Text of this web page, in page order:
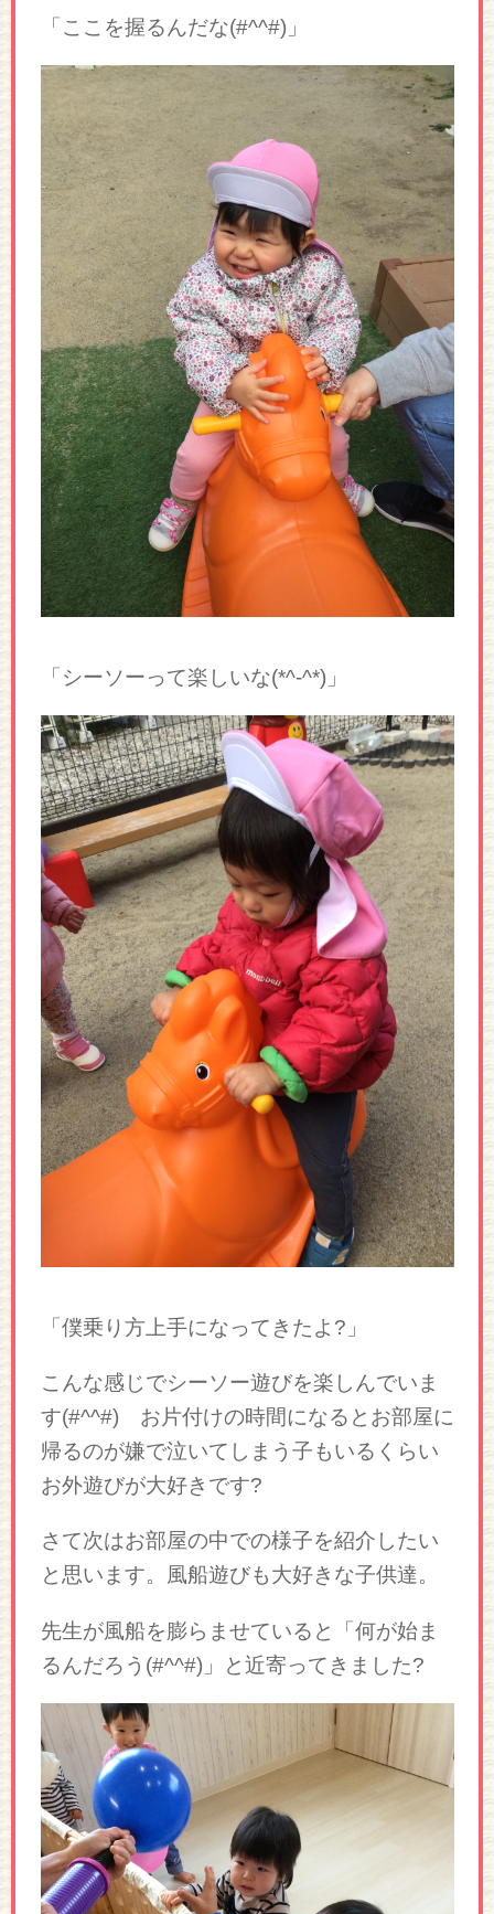
「ここを握るんだな(#^^#)」
「シーソーって楽しいな(*^-^*)」
「僕乗り方上手になってきたよ?」
こんな感じでシーソー遊びを楽しんでいま
す(#^^#) お片付けの時間になるとお部屋に
帰るのが嫌で泣いてしまう子もいるくらい
お外遊びが大好きです?
さて次はお部屋の中での様子を紹介したい
と思います。風船遊びも大好きな子供達。
先生が風船を膨らませていると「何が始ま
るんだろう(#^^#)」と近寄ってきました?